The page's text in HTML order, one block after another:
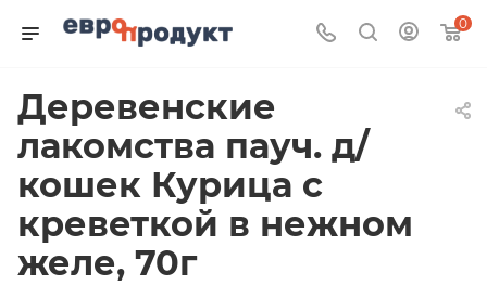
0
Деревенские
лакомства пауч. д/
кошек Курица с
креветкой в нежном
желе, 70г